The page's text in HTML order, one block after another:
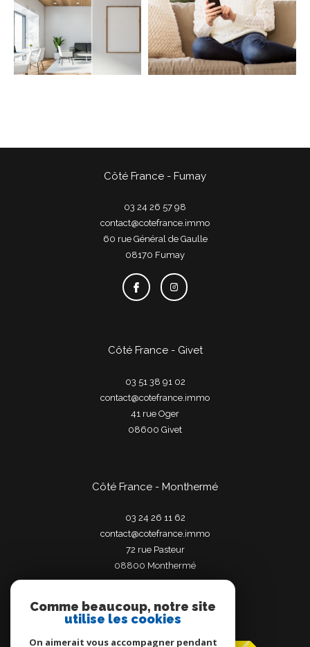
Côté France - Fumay
03 24 26 57 98
contact@cotefrance.immo
60 rue Général de Gaulle
08170
fumay
Côté France - Givet
03 51 38 91 02
contact@cotefrance.immo
41 rue Oger
08600
givet
Côté France - Monthermé
03 24 26 11 62
contact@cotefrance.immo
72 rue Pasteur
08800
monthermé
Adhérents
Comme beaucoup, notre site
utilise les cookies
On aimerait vous accompagner pendant
FILTRER PAR
COUPS DE COEUR
EXCLUSIVITÉS NOUVEAUTÉS